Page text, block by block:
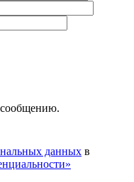
сообщению.
данных в